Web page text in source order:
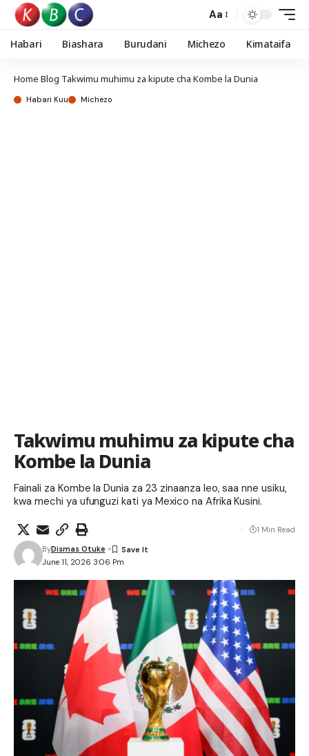
Aa
Habari Biashara Burudani Michezo Kimataifa
Home Blog Takwimu muhimu za kipute cha Kombe la Dunia
Habari Kuu Michezo
Takwimu muhimu za kipute cha
Kombe la Dunia
Fainali za Kombe la Dunia za 23 zinaanza leo, saa nne usiku,
kwa mechi ya ufunguzi kati ya Mexico na Afrika Kusini.
June 11, 2026 3:06 Pm
ByDismas Otuke
1 Min Read